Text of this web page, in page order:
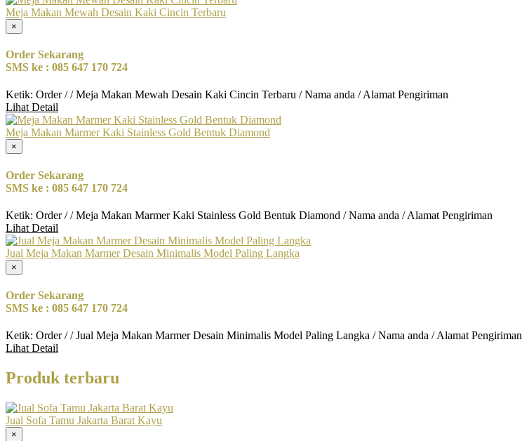
Meja Makan Mewah Desain Kaki Cincin Terbaru
×
Order Sekarang
SMS ke : 085 647 170 724
Ketik: Order / / Meja Makan Mewah Desain Kaki Cincin Terbaru / Nama anda / Alamat Pengiriman
Lihat Detail
Meja Makan Marmer Kaki Stainless Gold Bentuk Diamond
×
Order Sekarang
SMS ke : 085 647 170 724
Ketik: Order / / Meja Makan Marmer Kaki Stainless Gold Bentuk Diamond / Nama anda / Alamat Pengiriman
Lihat Detail
Jual Meja Makan Marmer Desain Minimalis Model Paling Langka
×
Order Sekarang
SMS ke : 085 647 170 724
Ketik: Order / / Jual Meja Makan Marmer Desain Minimalis Model Paling Langka / Nama anda / Alamat Pengiriman
Lihat Detail
Produk terbaru
Jual Sofa Tamu Jakarta Barat Kayu
×